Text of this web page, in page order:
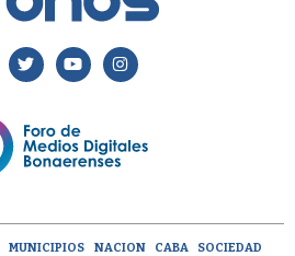
MUNICIPIOS NACION CABA SOCIEDAD